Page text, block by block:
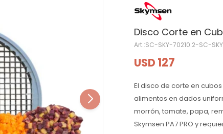
Disco Corte en
SC-SKY-70210.2-SC-
USD 127
El disco de corte en
alimentos en dados
morrón, tomate, papa,
Skymsen PA7 PRO y